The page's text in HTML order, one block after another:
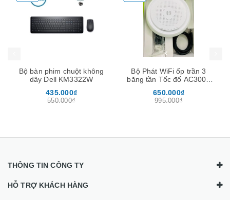
Bộ bàn phim chuột không
dây Dell KM3322W
435.000₫
550.000₫
Bộ Phát WiFi ốp trần 3
băng tần Tốc đố AC3000
Homa
650.000₫
995.000₫
Mua hàng
THÔNG TIN CÔNG TY
HỖ TRỢ KHÁCH HÀNG